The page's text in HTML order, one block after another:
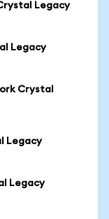
Legacy
Legacy
Crystal
Legacy
Legacy